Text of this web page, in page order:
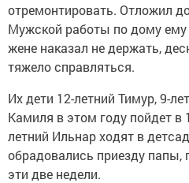
отремонтировать. Отложил
Мужской работы по дому ему
жене наказал не держать,
тяжело справляться.
Их дети 12-летний Тимур, 9-
Камиля в этом году пойдет в
летний Ильнар ходят в
обрадовались приезду папы,
эти две недели.